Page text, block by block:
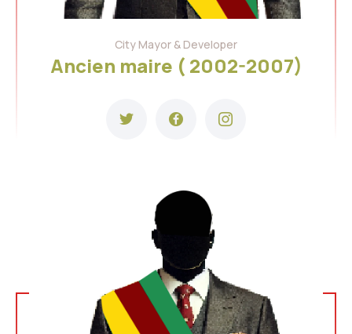
City Mayor & Developer
Ancien maire ( 2002-2007)